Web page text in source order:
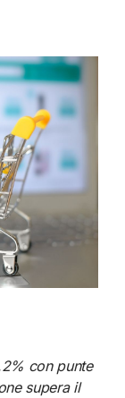
con punte
supera il